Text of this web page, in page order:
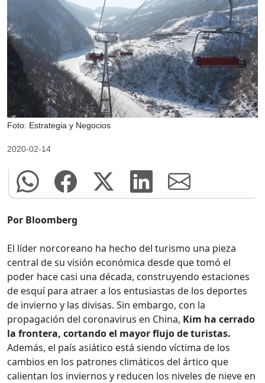
Foto: Estrategia y Negocios
2020-02-14
Por Bloomberg
El líder norcoreano ha hecho del turismo una pieza
central de su visión económica desde que tomó el
poder hace casi una década, construyendo estaciones
de esquí para atraer a los entusiastas de los deportes
de invierno y las divisas. Sin embargo, con la
propagación del coronavirus en China, Kim ha cerrado
la frontera, cortando el mayor flujo de turistas.
Además, el país asiático está siendo víctima de los
cambios en los patrones climáticos del ártico que
calientan los inviernos y reducen los niveles de nieve en